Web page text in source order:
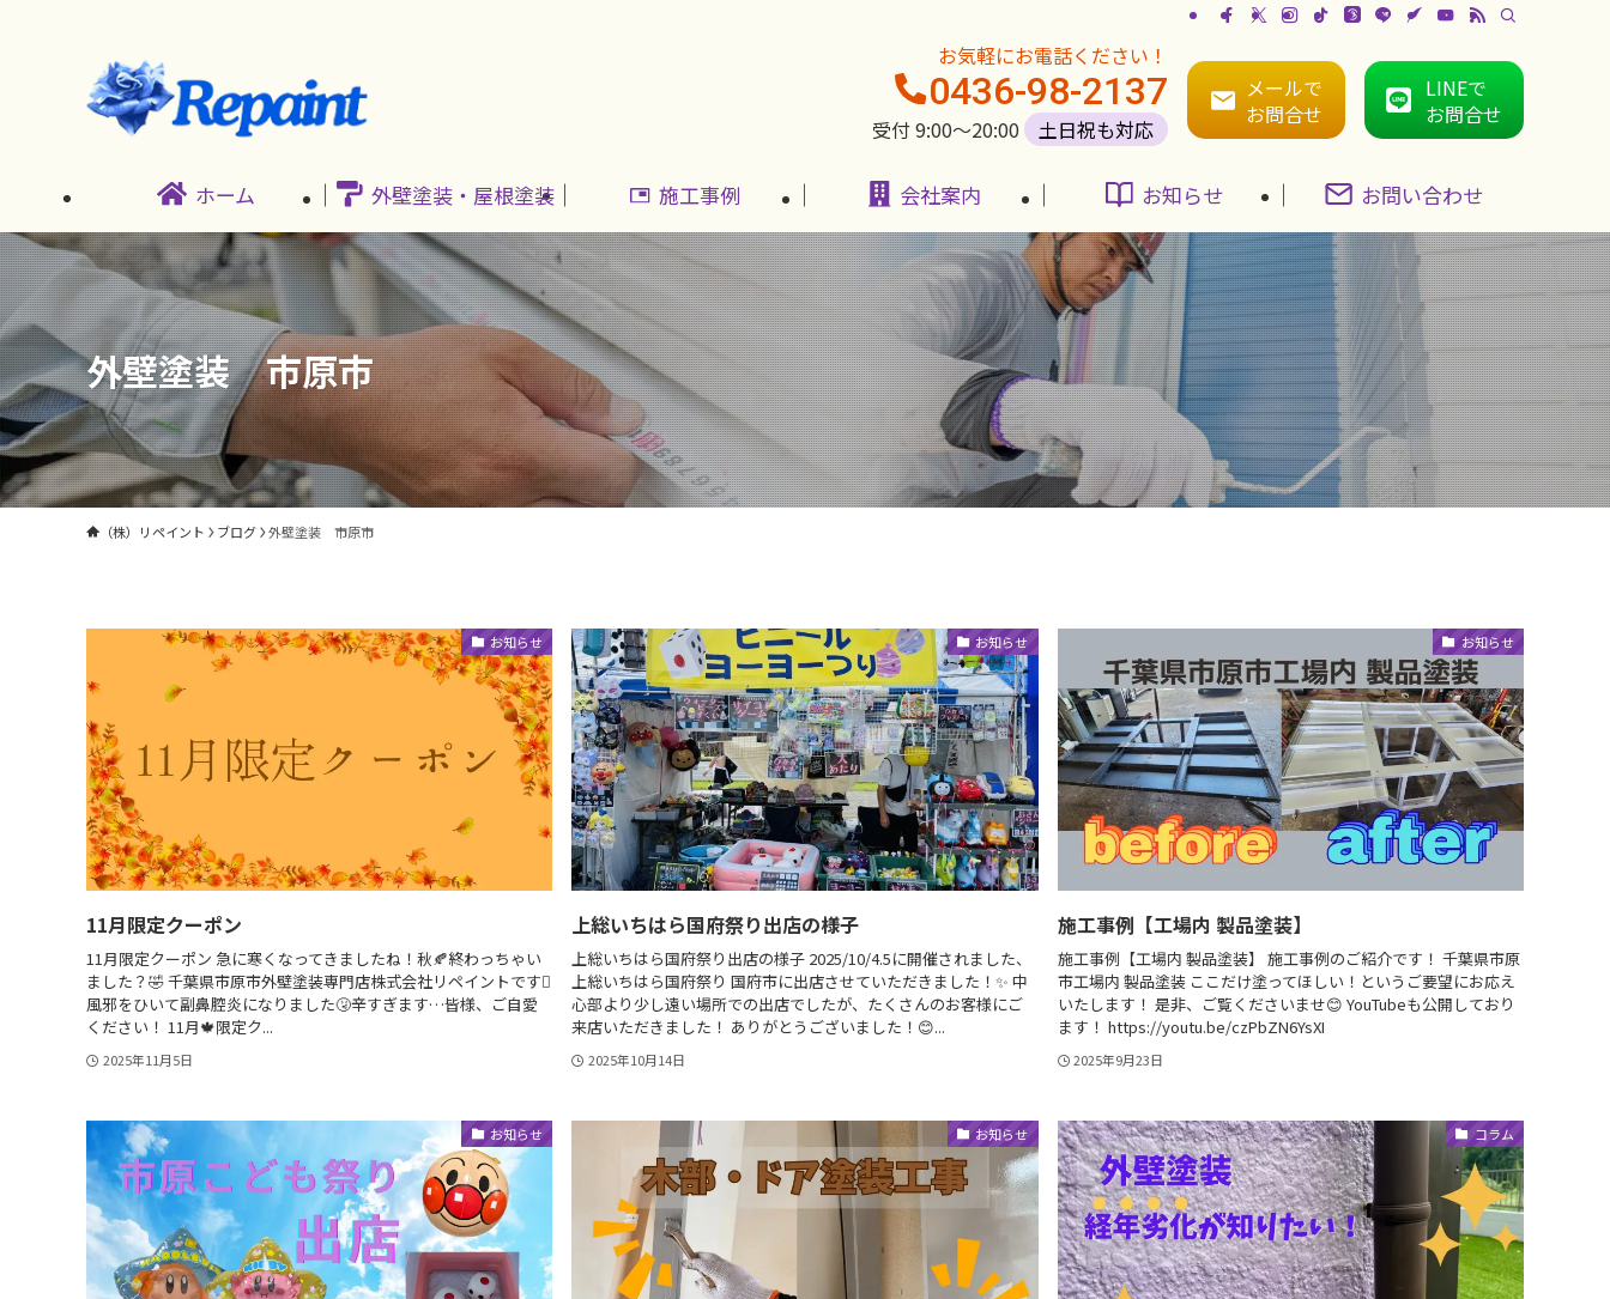
ホーム 外壁塗装・屋根塗装 施工事例 会社案内 お知らせ お問い合わせ
お気軽にお電話ください！
0436-98-2137
受付 9:00〜20:00 土日祝も対応
メールで
お問合せ
LINEで
お問合せ
外壁塗装 市原市
（株）リペイント ブログ 外壁塗装 市原市
お知らせ
11月限定クーポン
11月限定クーポン 急に寒くなってきましたね！秋🍂終わっちゃい
ました？🤣 千葉県市原市外壁塗装専門店株式会社リペイントです🫟
風邪をひいて副鼻腔炎になりました🤧辛すぎます…皆様、ご自愛
ください！ 11月🍁限定ク...
2025年11月5日
お知らせ
上総いちはら国府祭り出店の様子
上総いちはら国府祭り出店の様子 2025/10/4.5に開催されました、
上総いちはら国府祭り 国府市に出店させていただきました！✨ 中
心部より少し遠い場所での出店でしたが、たくさんのお客様にご
来店いただきました！ ありがとうございました！😊...
2025年10月14日
お知らせ
施工事例【工場内 製品塗装】
施工事例【工場内 製品塗装】 施工事例のご紹介です！ 千葉県市原
市工場内 製品塗装 ここだけ塗ってほしい！というご要望にお応え
いたします！ 是非、ご覧くださいませ😊 YouTubeも公開しており
ます！ https://youtu.be/czPbZN6YsXI
2025年9月23日
お知らせ お知らせ コラム